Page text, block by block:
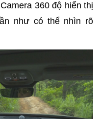
360 độ hiển thị
như có thể nhìn rõ